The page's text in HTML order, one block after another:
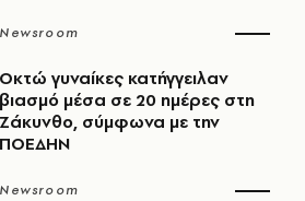
Newsroom
Οκτώ γυναίκες κατήγγειλαν
βιασμό μέσα σε 20 ημέρες στη
Ζάκυνθο, σύμφωνα με την
ΠΟΕΔΗΝ
Newsroom